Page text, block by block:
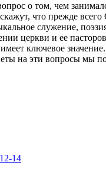
о том, чем
что прежде всего
служение,
церкви и ее
имеет ключевое
на эти вопросы мы